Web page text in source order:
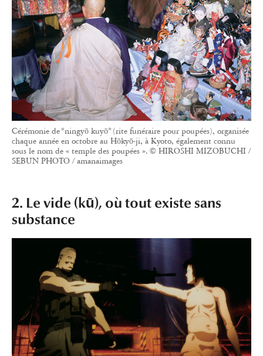
Cérémonie de “ningyō kuyō” (rite funéraire pour poupées), organisée
chaque année en octobre au Hōkyō-ji, à Kyoto, également connu
sous le nom de « temple des poupées ». © HIROSHI MIZOBUCHI /
SEBUN PHOTO / amanaimages
2. Le vide (kū), où tout existe sans
substance